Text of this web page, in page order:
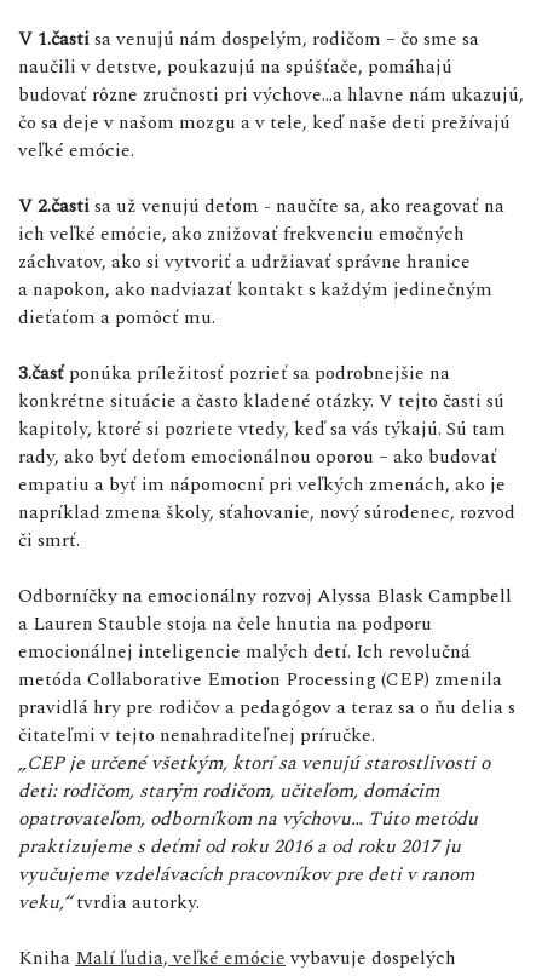
V 1.častisa venujú nám dospelým, rodičom – čo sme sa
naučili v detstve, poukazujú na spúšťače, pomáhajú
budovať rôzne zručnosti pri výchove...a hlavne nám ukazujú,
čo sa deje v našom mozgu a v tele, keď naše deti prežívajú
veľké emócie.
V 2.častisa už venujú deťom - naučíte sa, ako reagovať na
ich veľké emócie, ako znižovať frekvenciu emočných
záchvatov, ako si vytvoriť a udržiavať správne hranice
a napokon, ako nadviazať kontakt s každým jedinečným
dieťaťom a pomôcť mu.
3.časťponúka príležitosť pozrieť sa podrobnejšie na
konkrétne situácie a často kladené otázky. V tejto časti sú
kapitoly, ktoré si pozriete vtedy, keď sa vás týkajú. Sú tam
rady, ako byť deťom emocionálnou oporou – ako budovať
empatiu a byť im nápomocní pri veľkých zmenách, ako je
napríklad zmena školy, sťahovanie, nový súrodenec, rozvod
či smrť.
Odborníčky na emocionálny rozvoj Alyssa Blask Campbell
a Lauren Stauble stoja na čele hnutia na podporu
emocionálnej inteligencie malých detí. Ich revolučná
metóda Collaborative Emotion Processing (CEP) zmenila
pravidlá hry pre rodičov a pedagógov a teraz sa o ňu delia s
čitateľmi v tejto nenahraditeľnej príručke.
„CEP je určené všetkým, ktorí sa venujú starostlivosti o
deti: rodičom, starým rodičom, učiteľom, domácim
opatrovateľom, odborníkom na výchovu… Túto metódu
praktizujeme s deťmi od roku 2016 a od roku 2017 ju
vyučujeme vzdelávacích pracovníkov pre deti v ranom
veku,“tvrdia autorky.
KnihaMalí ľudia, veľké emócievybavuje dospelých